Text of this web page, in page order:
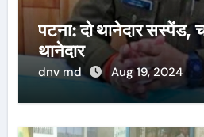
पटना: दो थानेदार सस्पेंड,
थानेदार
dnv md Aug 19, 2024